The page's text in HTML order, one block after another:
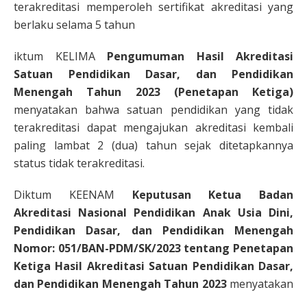
terakreditasi memperoleh sertifikat akreditasi yang
berlaku selama 5 tahun
iktum KELIMA Pengumuman Hasil Akreditasi
Satuan Pendidikan Dasar, dan Pendidikan
Menengah Tahun 2023 (Penetapan Ketiga)
menyatakan bahwa satuan pendidikan yang tidak
terakreditasi dapat mengajukan akreditasi kembali
paling lambat 2 (dua) tahun sejak ditetapkannya
status tidak terakreditasi.
Diktum KEENAM Keputusan Ketua Badan
Akreditasi Nasional Pendidikan Anak Usia Dini,
Pendidikan Dasar, dan Pendidikan Menengah
Nomor: 051/BAN-PDM/SK/2023 tentang Penetapan
Ketiga Hasil Akreditasi Satuan Pendidikan Dasar,
dan Pendidikan Menengah Tahun 2023menyatakan